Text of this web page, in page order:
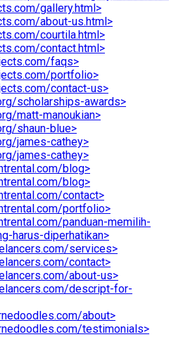
gallery.html>
about-us.html>
courtila.html>
contact.html>
faqs>
portfolio>
contact-us>
scholarships-awards>
matt-manoukian>
shaun-blue>
james-cathey>
james-cathey>
blog>
blog>
contact>
portfolio>
panduan-memilih-
harus-diperhatikan>
services>
contact>
about-us>
descript-for-
about>
testimonials>